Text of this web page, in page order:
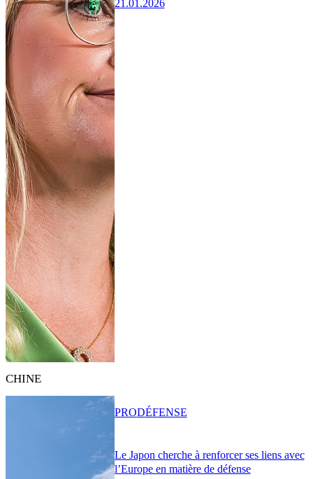
21.01.2026
CHINE
Le Japon cherche à renforcer ses liens avec
l’Europe en matière de défense
PRODÉFENSE